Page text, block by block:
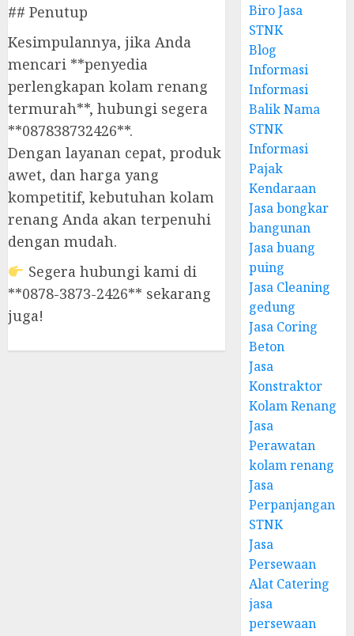
## Penutup
Kesimpulannya, jika Anda
mencari **penyedia
perlengkapan kolam renang
termurah**, hubungi segera
**087838732426**.
Dengan layanan cepat, produk
awet, dan harga yang
kompetitif, kebutuhan kolam
renang Anda akan terpenuhi
dengan mudah.
Segera hubungi kami di
**0878-3873-2426** sekarang
juga!
Biro Jasa
STNK
Blog
Informasi
Informasi
Balik Nama
STNK
Informasi
Pajak
Kendaraan
Jasa bongkar
bangunan
Jasa buang
puing
Jasa Cleaning
gedung
Jasa Coring
Beton
Jasa
Konstraktor
Kolam Renang
Jasa
Perawatan
kolam renang
Jasa
Perpanjangan
STNK
Jasa
Persewaan
Alat Catering
jasa
persewaan